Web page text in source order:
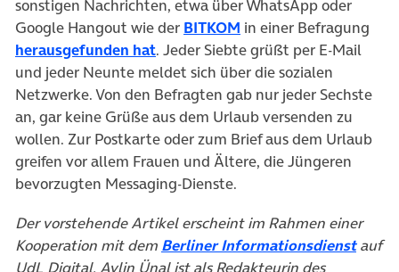
sonstigen Nachrichten, etwa über WhatsApp oder
Google Hangout wie der BITKOM (öffnet in neuem Tab)
in einer Befragung
herausgefunden hat(öffnet in neuem Tab)
. Jeder Siebte grüßt per E-Mail
und jeder Neunte meldet sich über die sozialen
Netzwerke. Von den Befragten gab nur jeder Sechste
an, gar keine Grüße aus dem Urlaub versenden zu
wollen. Zur Postkarte oder zum Brief aus dem Urlaub
greifen vor allem Frauen und Ältere, die Jüngeren
bevorzugten Messaging-Dienste.
Der vorstehende Artikel erscheint im Rahmen einer
Kooperation mit dem Berliner Informationsdienstauf
UdL Digital. Aylin Ünal ist als Redakteurin des